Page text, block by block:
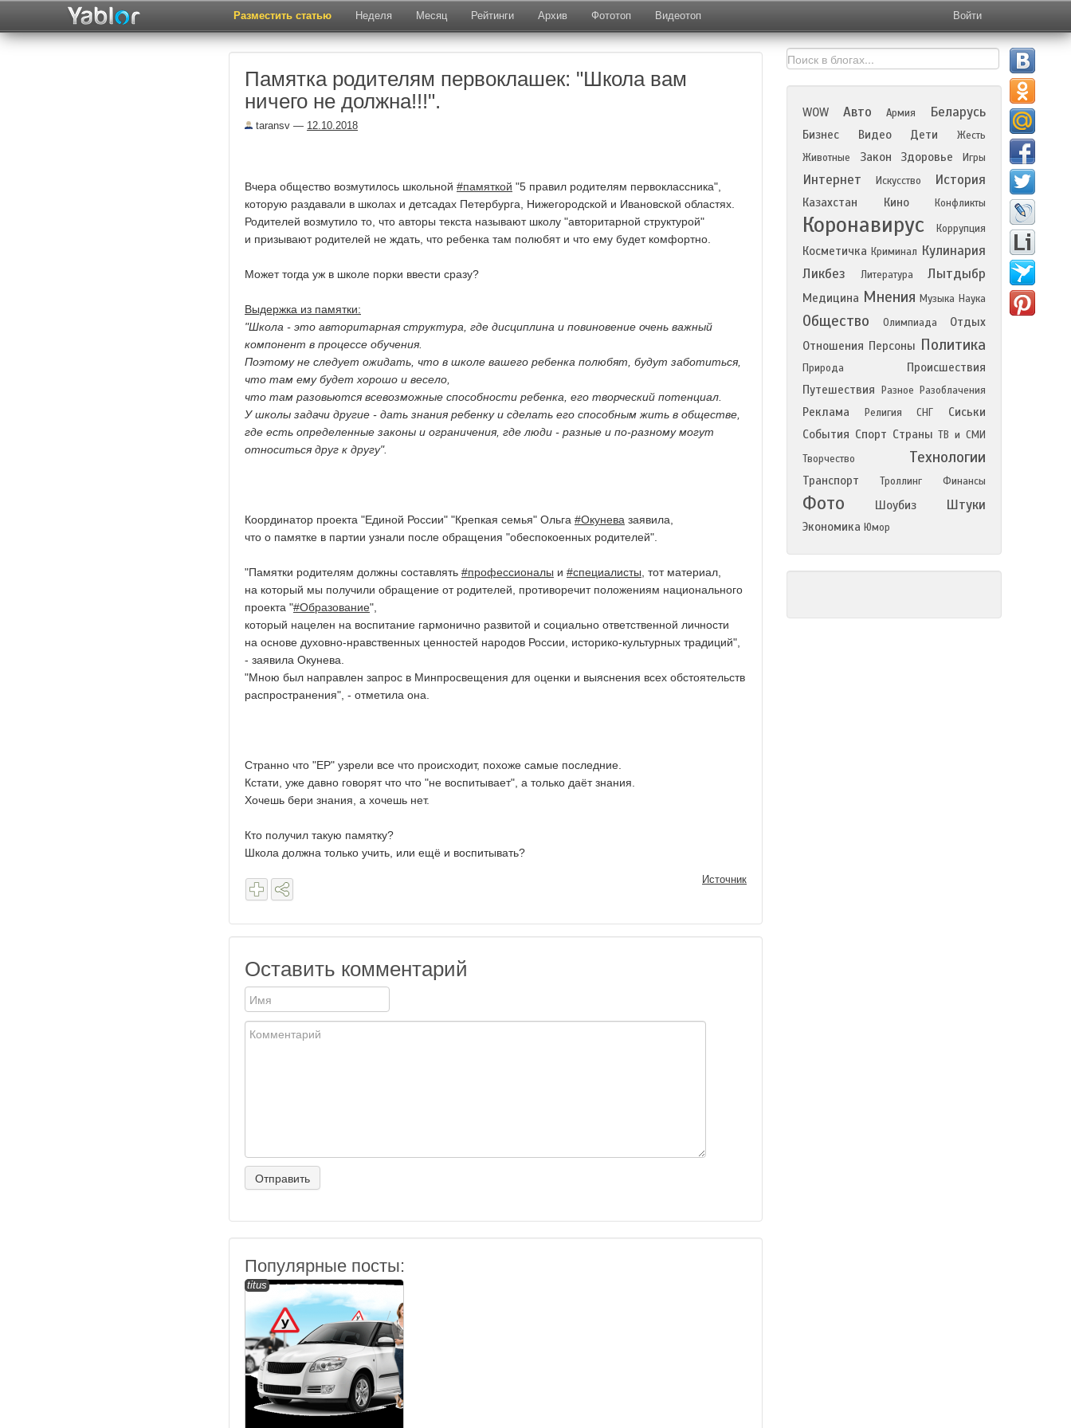
Разместить статью Неделя Месяц Рейтинги Архив Фототоп Видеотоп Войти
Памятка родителям первоклашек: "Школа вам
ничего не должна!!!".
taransv — 12.10.2018
Вчера общество возмутилось школьной #памяткой "5 правил родителям первоклассника",
которую раздавали в школах и детсадах Петербурга, Нижегородской и Ивановской областях.
Родителей возмутило то, что авторы текста называют школу "авторитарной структурой"
и призывают родителей не ждать, что ребенка там полюбят и что ему будет комфортно.
Может тогда уж в школе порки ввести сразу?
Выдержка из памятки:
"Школа - это авторитарная структура, где дисциплина и повиновение очень важный
компонент в процессе обучения.
Поэтому не следует ожидать, что в школе вашего ребенка полюбят, будут заботиться,
что там ему будет хорошо и весело,
что там разовьются всевозможные способности ребенка, его творческий потенциал.
У школы задачи другие - дать знания ребенку и сделать его способным жить в обществе,
где есть определенные законы и ограничения, где люди - разные и по-разному могут
относиться друг к другу".
Координатор проекта "Единой России" "Крепкая семья" Ольга #Окунева заявила,
что о памятке в партии узнали после обращения "обеспокоенных родителей".
"Памятки родителям должны составлять #профессионалы и #специалисты , тот материал,
на который мы получили обращение от родителей, противоречит положениям национального
проекта "#Образование",
который нацелен на воспитание гармонично развитой и социально ответственной личности
на основе духовно-нравственных ценностей народов России, историко-культурных традиций",
- заявила Окунева.
"Мною был направлен запрос в Минпросвещения для оценки и выяснения всех обстоятельств
распространения", - отметила она.
Странно что "ЕР" узрели все что происходит, похоже самые последние.
Кстати, уже давно говорят что что "не воспитывает", а только даёт знания.
Хочешь бери знания, а хочешь нет.
Кто получил такую памятку?
Школа должна только учить, или ещё и воспитывать?
Источник
Оставить комментарий
Популярные посты:
titus
WOW Авто Армия Беларусь
Бизнес Видео Дети
Жесть
Животные
Закон Здоровье Игры
Интернет Искусство История
Казахстан Кино Конфликты
Коронавирус Коррупция
Косметичка Криминал Кулинария
Ликбез
Литература Лытдыбр
Медицина Мнения Музыка Наука
Общество Олимпиада
Отдых
Отношения Персоны Политика
Природа
Происшествия
Путешествия
Разное Разоблачения
Реклама Религия СНГ
Сиськи
События Спорт Страны ТВ и СМИ
Творчество
Технологии
Транспорт Троллинг Финансы
Фото Шоубиз Штуки
Экономика Юмор